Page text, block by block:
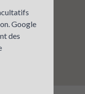
Google
des